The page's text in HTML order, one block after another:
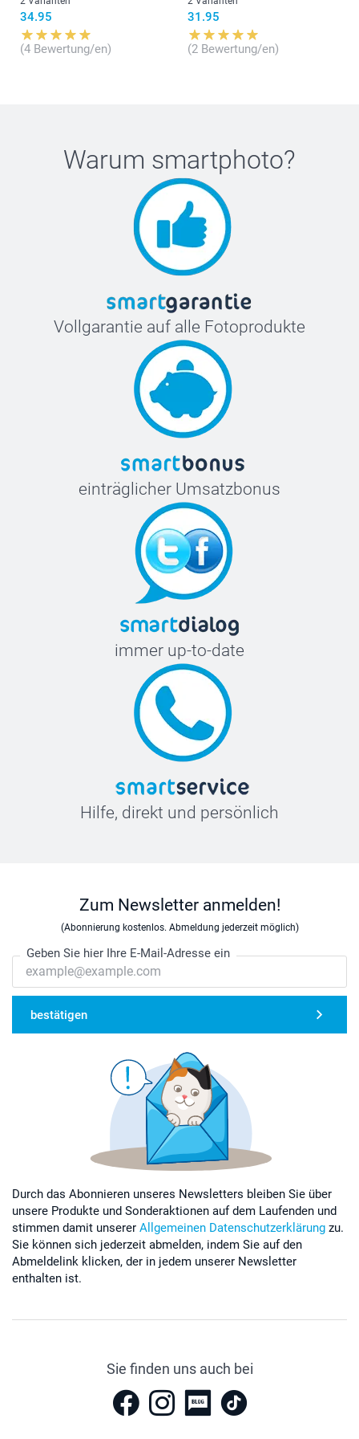
34.95
(4 Bewertung/en)
31.95
(2 Bewertung/en)
Warum smartphoto?
Vollgarantie auf alle Fotoprodukte
einträglicher Umsatzbonus
immer up-to-date
Hilfe, direkt und persönlich
Zum Newsletter anmelden!
(Abonnierung kostenlos. Abmeldung jederzeit möglich)
Geben Sie hier Ihre E-Mail-Adresse ein
bestätigen
Durch das Abonnieren unseres Newsletters bleiben Sie über
unsere Produkte und Sonderaktionen auf dem Laufenden und
stimmen damit unserer Allgemeinen Datenschutzerklärung zu.
Sie können sich jederzeit abmelden, indem Sie auf den
Abmeldelink klicken, der in jedem unserer Newsletter
enthalten ist.
Sie finden uns auch bei